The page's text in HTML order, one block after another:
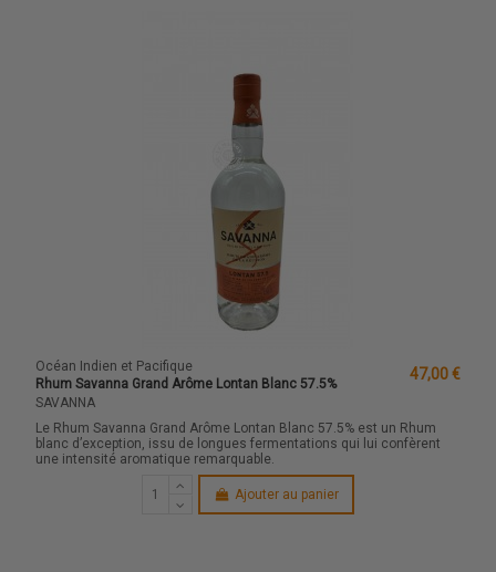
Océan Indien et Pacifique
Rhum Savanna Grand Arôme Lontan Blanc 57.5%
SAVANNA
47,00 €
Le Rhum Savanna Grand Arôme Lontan Blanc 57.5% est un Rhum
blanc d’exception, issu de longues fermentations qui lui confèrent
une intensité aromatique remarquable.
Ajouter au panier